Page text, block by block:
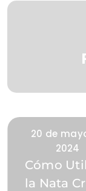
20 de
2024
Cómo
la Nata